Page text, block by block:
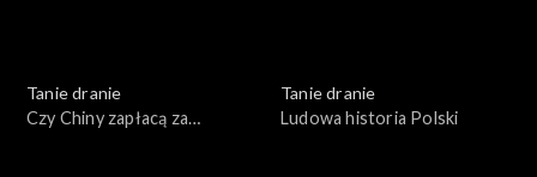
Tanie dranie
Czy Chiny zapłacą za
Tanie dranie
Ludowa historia Polski